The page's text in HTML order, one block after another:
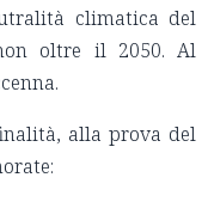
climatica del
oltre il 2050. Al
alla prova del